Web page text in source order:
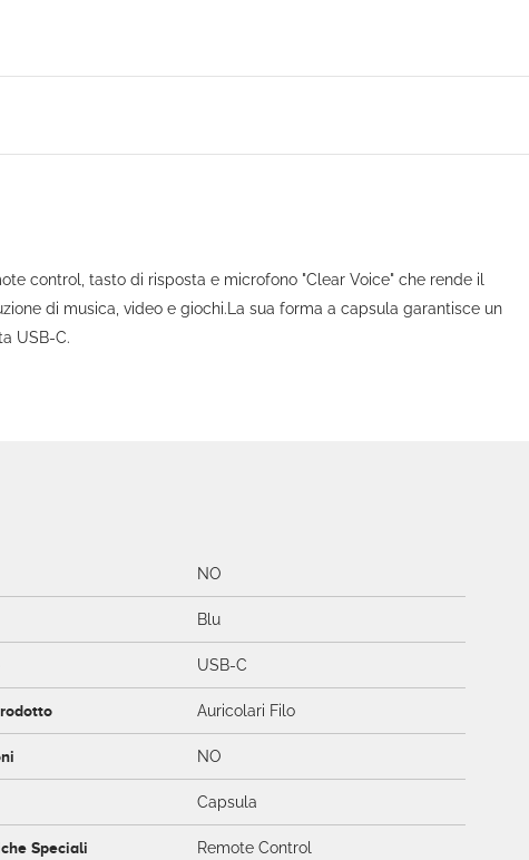
control, tasto di risposta e microfono "Clear Voice" che rende il
di musica, video e giochi.La sua forma a capsula garantisce un
USB-C.
NO
Blu
USB-C
Auricolari Filo
NO
Capsula
Speciali
Remote Control